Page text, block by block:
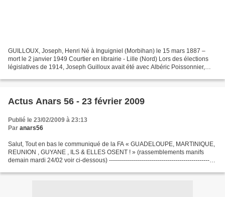
GUILLOUX, Joseph, Henri Né à Inguigniel (Morbihan) le 15 mars 1887 –
mort le 2 janvier 1949 Courtier en librairie - Lille (Nord) Lors des élections
législatives de 1914, Joseph Guilloux avait été avec Albéric Poissonnier,
Actus Anars 56 - 23 février 2009
Publié le 23/02/2009 à 23:13
Par anars56
Salut, Tout en bas le communiqué de la FA « GUADELOUPE, MARTINIQUE,
REUNION , GUYANE , ILS & ELLES OSENT ! » (rassemblements manifs
demain mardi 24/02 voir ci-dessous) -----------------------------------------------------